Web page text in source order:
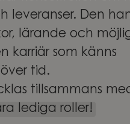
leveranser. Den
lärande och
karriär som känns
tid.
tillsammans
lediga roller!